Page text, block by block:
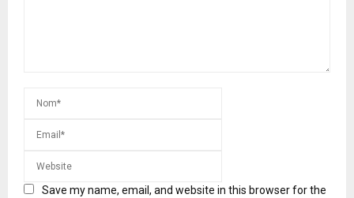
Save my name, email, and website in this browser for the